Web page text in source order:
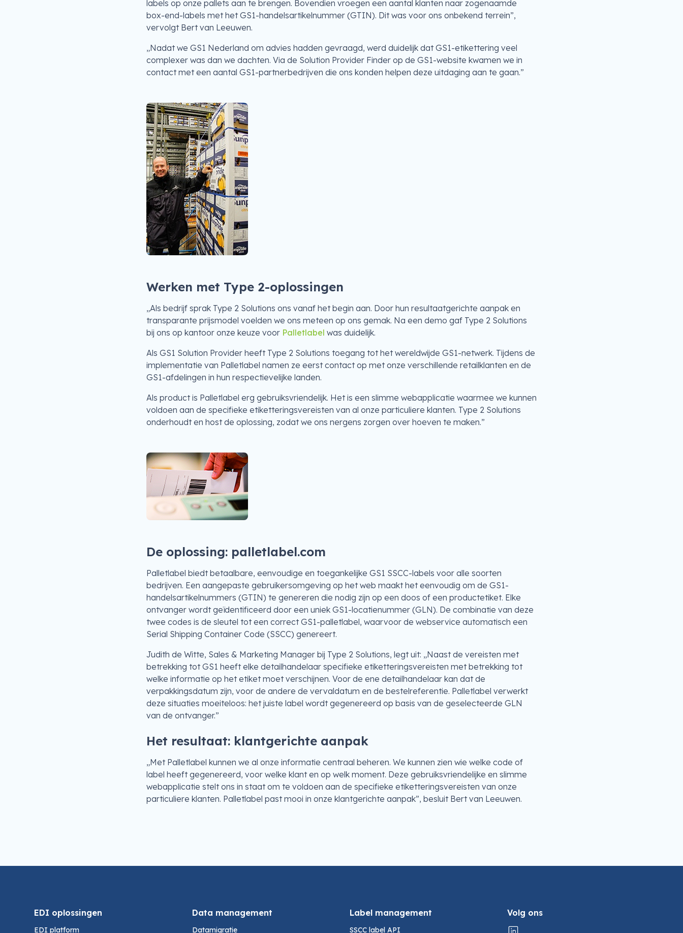
labels op onze pallets aan te brengen. Bovendien vroegen een aantal klanten naar zogenaamde
box-end-labels met het GS1-handelsartikelnummer (GTIN). Dit was voor ons onbekend terrein”,
vervolgt Bert van Leeuwen.
„Nadat we GS1 Nederland om advies hadden gevraagd, werd duidelijk dat GS1-etikettering veel
complexer was dan we dachten. Via de Solution Provider Finder op de GS1-website kwamen we in
contact met een aantal GS1-partnerbedrijven die ons konden helpen deze uitdaging aan te gaan.”
Werken met Type 2-oplossingen
„Als bedrijf sprak Type 2 Solutions ons vanaf het begin aan. Door hun resultaatgerichte aanpak en
transparante prijsmodel voelden we ons meteen op ons gemak. Na een demo gaf Type 2 Solutions
bij ons op kantoor onze keuze voor Palletlabel was duidelijk.
Als GS1 Solution Provider heeft Type 2 Solutions toegang tot het wereldwijde GS1-netwerk. Tijdens de
implementatie van Palletlabel namen ze eerst contact op met onze verschillende retailklanten en de
GS1-afdelingen in hun respectievelijke landen.
Als product is Palletlabel erg gebruiksvriendelijk. Het is een slimme webapplicatie waarmee we kunnen
voldoen aan de specifieke etiketteringsvereisten van al onze particuliere klanten. Type 2 Solutions
onderhoudt en host de oplossing, zodat we ons nergens zorgen over hoeven te maken.”
De oplossing: palletlabel.com
Palletlabel biedt betaalbare, eenvoudige en toegankelijke GS1 SSCC-labels voor alle soorten
bedrijven. Een aangepaste gebruikersomgeving op het web maakt het eenvoudig om de GS1-
handelsartikelnummers (GTIN) te genereren die nodig zijn op een doos of een productetiket. Elke
ontvanger wordt geïdentificeerd door een uniek GS1-locatienummer (GLN). De combinatie van deze
twee codes is de sleutel tot een correct GS1-palletlabel, waarvoor de webservice automatisch een
Serial Shipping Container Code (SSCC) genereert.
Judith de Witte, Sales & Marketing Manager bij Type 2 Solutions, legt uit: „Naast de vereisten met
betrekking tot GS1 heeft elke detailhandelaar specifieke etiketteringsvereisten met betrekking tot
welke informatie op het etiket moet verschijnen. Voor de ene detailhandelaar kan dat de
verpakkingsdatum zijn, voor de andere de vervaldatum en de bestelreferentie. Palletlabel verwerkt
deze situaties moeiteloos: het juiste label wordt gegenereerd op basis van de geselecteerde GLN
van de ontvanger.”
Het resultaat: klantgerichte aanpak
„Met Palletlabel kunnen we al onze informatie centraal beheren. We kunnen zien wie welke code of
label heeft gegenereerd, voor welke klant en op welk moment. Deze gebruiksvriendelijke en slimme
webapplicatie stelt ons in staat om te voldoen aan de specifieke etiketteringsvereisten van onze
particuliere klanten. Palletlabel past mooi in onze klantgerichte aanpak”, besluit Bert van Leeuwen.
EDI oplossingen
EDI platform
Data management
Datamigratie
Label management
SSCC label API
Volg ons